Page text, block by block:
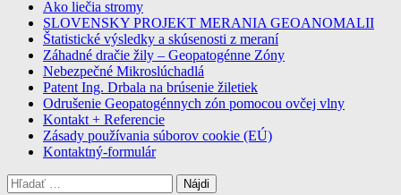
Ako liečia stromy
SLOVENSKY PROJEKT MERANIA GEOANOMALII
Štatistické výsledky a skúsenosti z meraní
Záhadné dračie žily – Geopatogénne Zóny
Nebezpečné Mikroslúchadlá
Patent Ing. Drbala na brúsenie žiletiek
Odrušenie Geopatogénnych zón pomocou ovčej vlny
Kontakt + Referencie
Zásady používania súborov cookie (EÚ)
Kontaktný-formulár
Hľadať: